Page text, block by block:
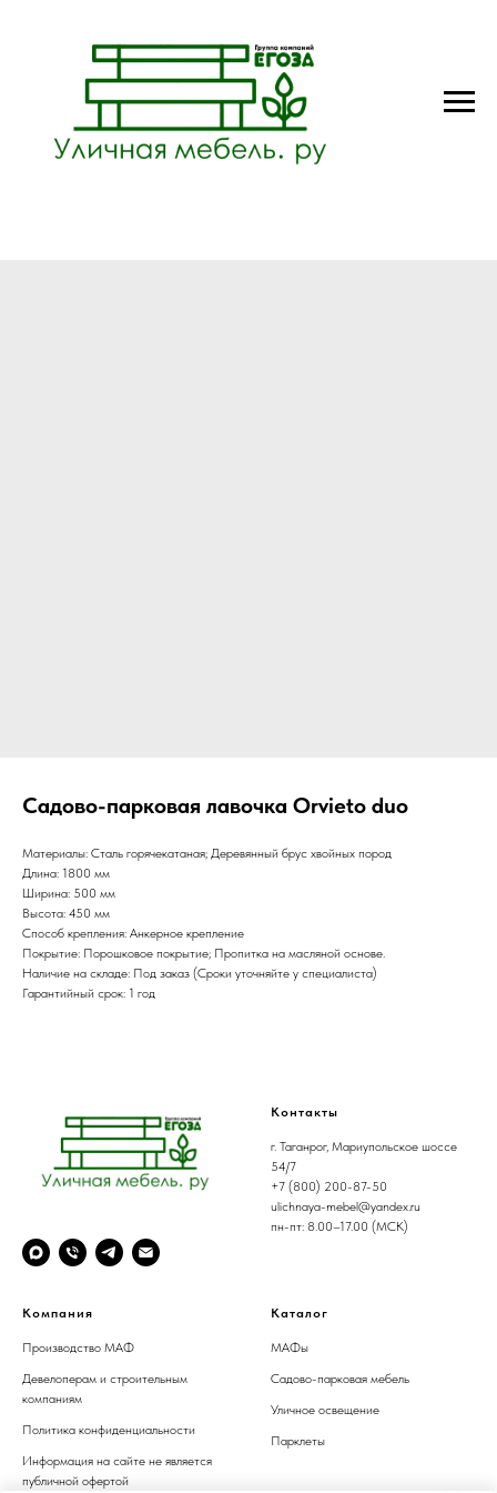
Садово-парковая лавочка Orvieto duo
Материалы: Сталь горячекатаная; Деревянный брус хвойных пород
Длина: 1800 мм
Ширина: 500 мм
Высота: 450 мм
Способ крепления: Анкерное крепление
Покрытие: Порошковое покрытие; Пропитка на масляной основе.
Наличие на складе: Под заказ (Сроки уточняйте у специалиста)
Гарантийный срок: 1 год
Контакты
г. Таганрог, Мариупольское шоссе
54/7
+7 (800) 200-87-50
ulichnaya-mebel@yandex.ru
пн-пт: 8.00–17.00 (МСК)
Компания
Производство МАФ
Девелоперам и строительным
компаниям
Политика конфиденциальности
Информация на сайте не является
публичной офертой
Каталог
МАФы
Садово-парковая мебель
Уличное освещение
Парклеты